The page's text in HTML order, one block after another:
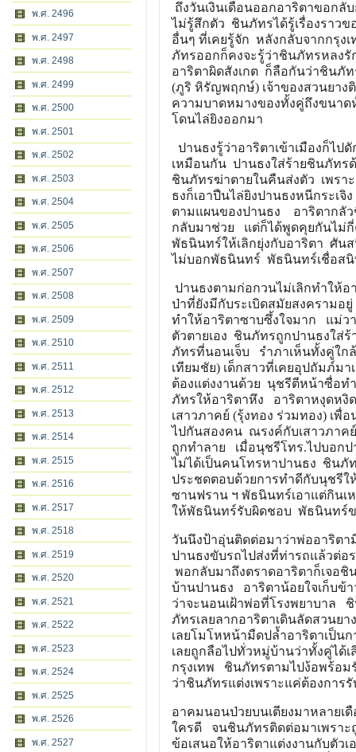
พ.ศ. 2496
พ.ศ. 2497
พ.ศ. 2498
พ.ศ. 2499
พ.ศ. 2500
พ.ศ. 2501
พ.ศ. 2502
พ.ศ. 2503
พ.ศ. 2504
พ.ศ. 2505
พ.ศ. 2506
พ.ศ. 2507
พ.ศ. 2508
พ.ศ. 2509
พ.ศ. 2510
พ.ศ. 2511
พ.ศ. 2512
พ.ศ. 2513
พ.ศ. 2514
พ.ศ. 2515
พ.ศ. 2516
พ.ศ. 2517
พ.ศ. 2518
พ.ศ. 2519
พ.ศ. 2520
พ.ศ. 2521
พ.ศ. 2522
พ.ศ. 2523
พ.ศ. 2524
พ.ศ. 2525
พ.ศ. 2526
พ.ศ. 2527
ถึงวันเงินเดือนออกอาริตาขอกลั
ไม่รู้สึกตัว ชินภัทรได้รู้เรื่องราว
อื่นๆ ที่เคยรู้จัก หลังกลับจากกรุ
ภัทรออกก็คงจะรู้ว่าชินภัทรหลง
อาริตาผิดสังเกต ก็ลือกันว่าชินภัท
(ภูริ หิรัญพฤกษ์) เจ้าของสวนยาง
ความบาดหมางของทั้งคู่ถึงขนาด
โดนไล่ยิงออกมา
ปานธงรู้ว่าอาริตาเข้าเมืองก็ไ
เหมือนกัน ปานธงใส่ร้ายชินภัทร
ชินภัทรฆ่าตายในคืนส่งตัว เพรา
ธงก็เอาปืนไล่ยิงปานธงหนีกระเ
ตามแผนของปานธง อาริตากลั
กลับมาช่วย แต่ก็ได้พูดคุยกันไม่กี่
พัธนินทร์ให้เลิกยุ่งกับอาริตา ศัน
ไม่บอกพัธนินทร์ พัธนินทร์เชื่อสนิ
ปานธงตามก่อกวนไม่เลิกทำให้
ป่าที่ยังมีกับระเบิดสมัยสงครามอ
ทำให้อาริตาซาบซึ้งใจมาก แม่ว
ตัวตายเอง ชินภัทรถูกปานธงใส่
ภัทรที่นอนเจ็บ รำภาเห็นทั้งคู่ใก
เทียมชัย) เด็กสาวที่เคยอุปถัมภ์
ต้องแต่งงานด้วย นุชรีตีหน้าซื่อท
ภัทรให้อาริตาหึง อาริตาหงุดหงิ
เสาวภาคย์ (รุ้งทอง ร่วมทอง) เ
ไปกันสองคน ณรงค์กับเสาวภาค
ถูกทำลาย เมื่อนุชรีโทร.ไปบอก
ไม่ได้เป็นคนโทรหาปานธง ชินภั
ประชดตอบด้วยการทำดีกับนุชรี
ซานฟราน ฯ พัธนินทร์เอาแต่กิน
ให้พัธนินทร์รับผิดชอบ พัธนินทร์ข
วันนึงป้าอุ่นติดต่อมาว่าพ่ออาริต
ปานธงขับรถไปส่งที่ท่ารถแล้วต่อ
พอกลับมาถึงตราดอาริตาก็เจอ
บ้านปานธง อาริตาน้อยใจเก็บข้
ว่าจะนอนเฝ้าพ่อที่โรงพยาบาล
ภัทรเลยลากอาริตาเดินลัดสวนย
เลยโมโหหน้ามืดปล้ำอาริตาเป็น
เลยถูกลือไปทั่วหมู่บ้านว่าทั้งคู่ได้
กรุงเทพ ชินภัทรตามไปง้อพร้อม
ว่าชินภัทรแต่งเพราะแค่ต้องการ
อาคมนอนป่วยบนเตียงมาหลายเ
ใครดี จนชินภัทรติดต่อมาเพรา
ข้อเสนอให้อาริตาแต่งงานกับตัว